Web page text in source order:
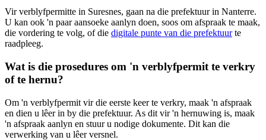
Vir verblyfpermitte in Suresnes, gaan na die prefektuur in Nanterre.
U kan ook 'n paar aansoeke aanlyn doen, soos om afspraak te maak,
die vordering te volg, of die digitale punte van die prefektuurte
raadpleeg.
Wat is die prosedures om 'n verblyfpermit te verkry
of te hernu?
Om 'n verblyfpermit vir die eerste keer te verkry, maak 'n afspraak
en dien u lêer in by die prefektuur. As dit vir 'n hernuwing is, maak
'n afspraak aanlyn en stuur u nodige dokumente. Dit kan die
verwerking van u lêer versnel.